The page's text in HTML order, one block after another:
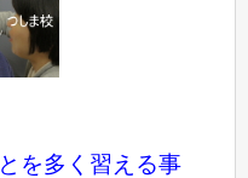
を多く習える事